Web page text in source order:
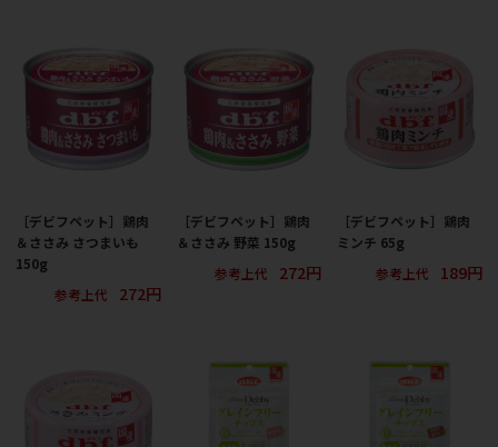
［デビフペット］鶏肉
＆ささみ さつまいも
150g
参考上代
272円
［デビフペット］鶏肉
＆ささみ 野菜 150g
参考上代
272円
［デビフペット］鶏肉
ミンチ 65g
参考上代
189円